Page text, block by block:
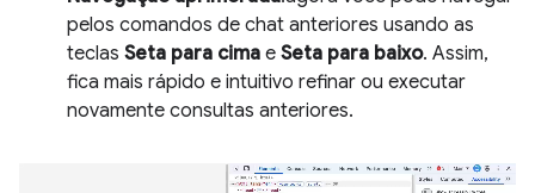
pelos comandos de chat anteriores usando as
teclas Seta para cima e Seta para baixo. Assim,
fica mais rápido e intuitivo refinar ou executar
novamente consultas anteriores.